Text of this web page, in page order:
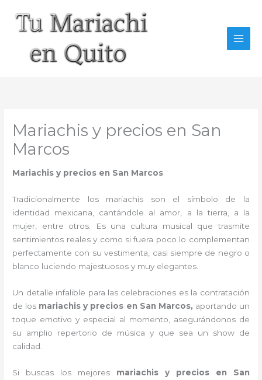
contenido
Mariachis y precios en San
Marcos
Mariachis y precios en San Marcos
Tradicionalmente los mariachis son el símbolo de la
identidad mexicana, cantándole al amor, a la tierra, a la
mujer, entre otros. Es una cultura musical que trasmite
sentimientos reales y como si fuera poco lo complementan
perfectamente con su vestimenta, casi siempre de negro o
blanco luciendo majestuosos y muy elegantes.
Un detalle infalible para las celebraciones es la contratación
de los mariachis y precios en San Marcos, aportando un
toque emotivo y especial al momento, asegurándonos de
su amplio repertorio de música y que sea un show de
calidad.
Si buscas los mejores mariachis y precios en San